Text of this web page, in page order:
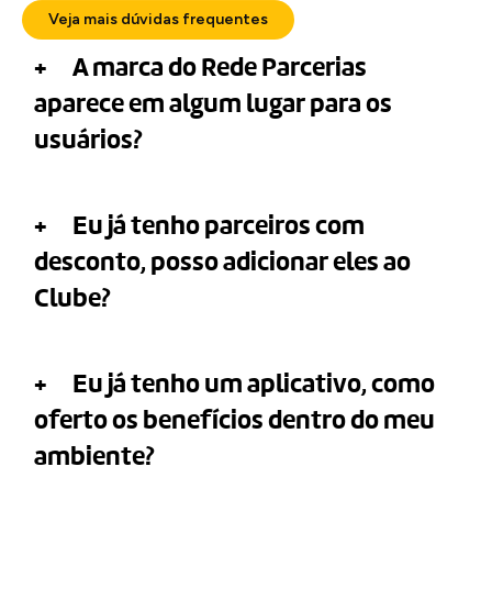
Veja mais dúvidas frequentes
A marca do Rede Parcerias
aparece em algum lugar para os
usuários?
Eu já tenho parceiros com
desconto, posso adicionar eles ao
Clube?
Eu já tenho um aplicativo, como
oferto os benefícios dentro do meu
ambiente?